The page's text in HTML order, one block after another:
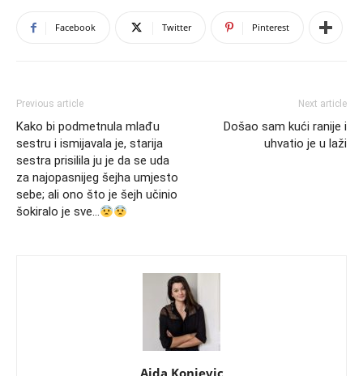
Facebook Twitter Pinterest
Previous article
Kako bi podmetnula mlađu
sestru i ismijavala je, starija
sestra prisilila ju je da se uda
za najopasnijeg šejha umjesto
sebe; ali ono što je šejh učinio
šokiralo je sve…
Next article
Došao sam kući ranije i
uhvatio je u laži